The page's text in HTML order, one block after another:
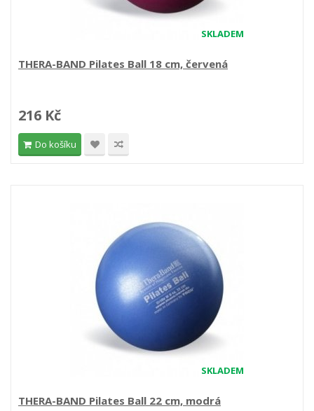
SKLADEM
THERA-BAND Pilates Ball 18 cm, červená
216 Kč
Do košíku
SKLADEM
THERA-BAND Pilates Ball 22 cm, modrá